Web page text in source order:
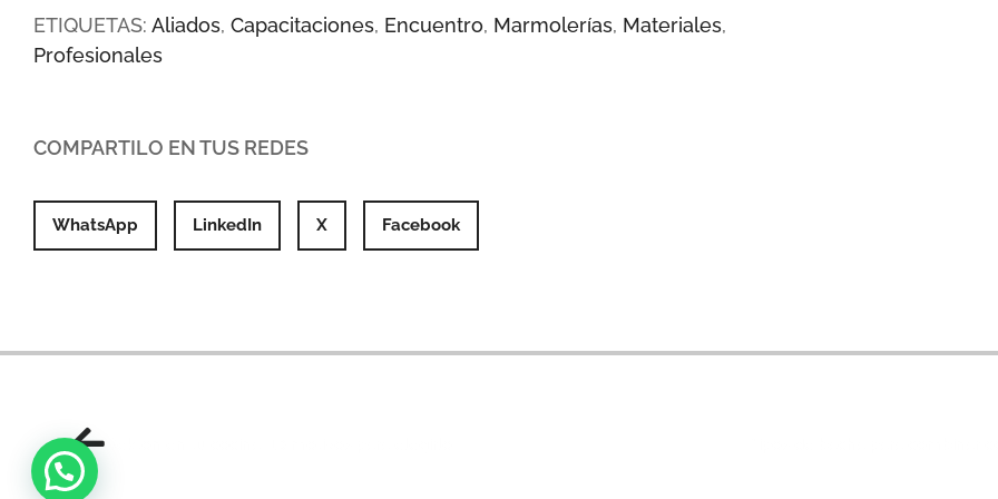
ETIQUETAS: Aliados, Capacitaciones, Encuentro, Marmolerías, Materiales,
Profesionales
COMPARTILO EN TUS REDES
WhatsApp LinkedIn X Facebook
Dekton en tu cocina: 10 motivos para elegirlo